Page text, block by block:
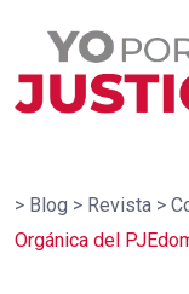
> Blog > Revista >
Orgánica del